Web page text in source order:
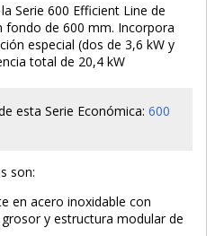
Serie 600 Efficient Line de
fondo de 600 mm. Incorpora
especial (dos de 3,6 kW y
total de 20,4 kW
esta Serie Económica:600
son:
en acero inoxidable con
y estructura modular de